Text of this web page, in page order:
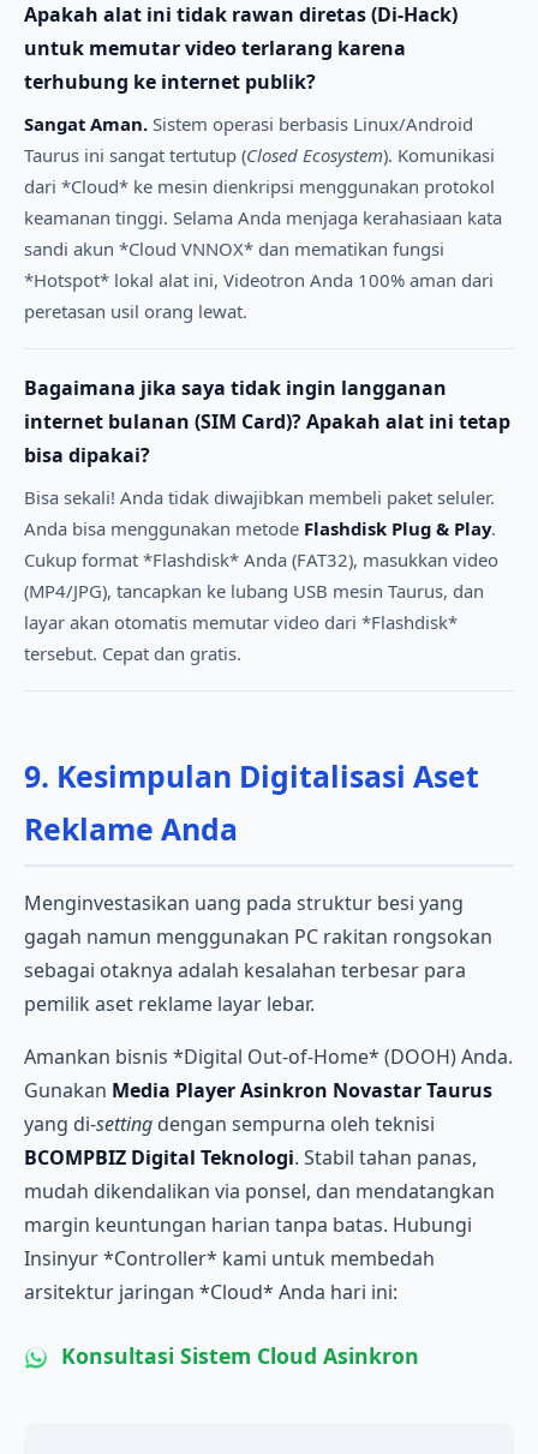
Apakah alat ini tidak rawan diretas (Di-Hack)
untuk memutar video terlarang karena
terhubung ke internet publik?
Sangat Aman. Sistem operasi berbasis Linux/Android
Taurus ini sangat tertutup (Closed Ecosystem). Komunikasi
dari *Cloud* ke mesin dienkripsi menggunakan protokol
keamanan tinggi. Selama Anda menjaga kerahasiaan kata
sandi akun *Cloud VNNOX* dan mematikan fungsi
*Hotspot* lokal alat ini, Videotron Anda 100% aman dari
peretasan usil orang lewat.
Bagaimana jika saya tidak ingin langganan
internet bulanan (SIM Card)? Apakah alat ini tetap
bisa dipakai?
Bisa sekali! Anda tidak diwajibkan membeli paket seluler.
Anda bisa menggunakan metode Flashdisk Plug & Play.
Cukup format *Flashdisk* Anda (FAT32), masukkan video
(MP4/JPG), tancapkan ke lubang USB mesin Taurus, dan
layar akan otomatis memutar video dari *Flashdisk*
tersebut. Cepat dan gratis.
9. Kesimpulan Digitalisasi Aset
Reklame Anda
Menginvestasikan uang pada struktur besi yang
gagah namun menggunakan PC rakitan rongsokan
sebagai otaknya adalah kesalahan terbesar para
pemilik aset reklame layar lebar.
Amankan bisnis *Digital Out-of-Home* (DOOH) Anda.
Gunakan Media Player Asinkron Novastar Taurus
yang di-setting dengan sempurna oleh teknisi
BCOMPBIZ Digital Teknologi. Stabil tahan panas,
mudah dikendalikan via ponsel, dan mendatangkan
margin keuntungan harian tanpa batas. Hubungi
Insinyur *Controller* kami untuk membedah
arsitektur jaringan *Cloud* Anda hari ini:
Konsultasi Sistem Cloud Asinkron